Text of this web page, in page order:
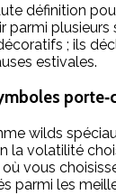
définition
; ils
estivales.​
wilds
la volatilité
vous
les